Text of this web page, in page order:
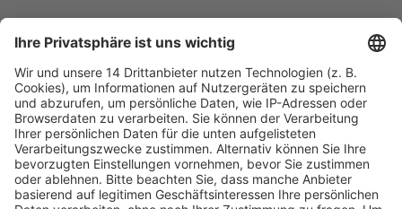
Fachmedien Recht und Wirtschaft
Ein Fachbereich der
dfv Mediengruppe